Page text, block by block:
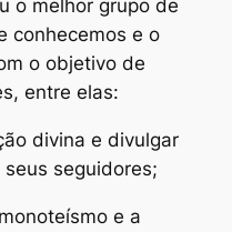
o melhor grupo de
conhecemos e o
o objetivo de
entre elas:
divina e divulgar
seguidores;
e a